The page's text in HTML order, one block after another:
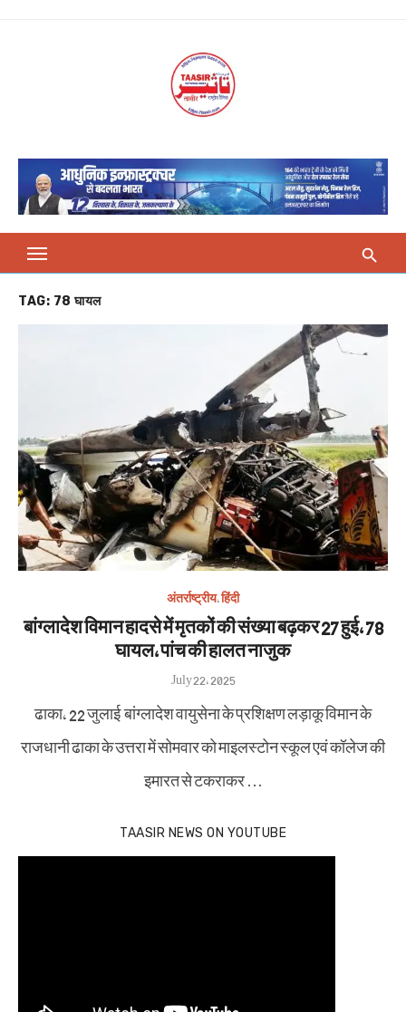
TAG: 78 घायल
अंतर्राष्ट्रीय,हिंदी
बांग्लादेश विमान हादसे में मृतकों की संख्या बढ़कर 27 हुई, 78
घायल, पांच की हालत नाजुक
Posted
on
July 22, 2025
ढाका, 22 जुलाई बांग्लादेश वायुसेना के प्रशिक्षण लड़ाकू विमान के
राजधानी ढाका के उत्तरा में सोमवार को माइलस्टोन स्कूल एवं कॉलेज की
इमारत से टकराकर …
TAASIR NEWS ON YOUTUBE